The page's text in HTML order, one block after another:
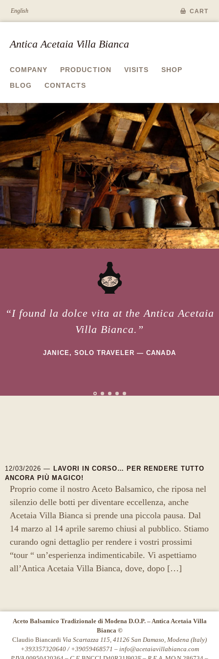
English CART
Antica Acetaia Villa Bianca
COMPANY PRODUCTION VISITS
SHOP
BLOG
CONTACTS
A
“I found la dolce vita at the Antica Acetaia
Villa Bianca.”
JANICE, SOLO TRAVELER — CANADA
12/03/2026 — LAVORI IN CORSO… PER RENDERE TUTTO
ANCORA PIÙ MAGICO!
Proprio come il nostro Aceto Balsamico, che riposa nel
silenzio delle botti per diventare eccellenza, anche
Acetaia Villa Bianca si prende una piccola pausa. Dal
14 marzo al 14 aprile saremo chiusi al pubblico. Stiamo
curando ogni dettaglio per rendere i vostri prossimi
“tour “ un’esperienza indimenticabile. Vi aspettiamo
all’Antica Acetaia Villa Bianca, dove, dopo […]
Aceto Balsamico Tradizionale di Modena D.O.P. – Antica Acetaia Villa
Bianca ©
Claudio Biancardi Via Scartazza 115, 41126 San Damaso, Modena (Italy)
+393357320640 / +39059468571 – info@acetaiavillabianca.com